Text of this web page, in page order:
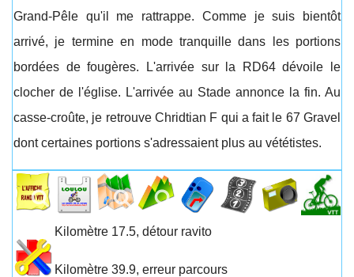
Grand-Pêle qu'il me rattrappe. Comme je suis bientôt
arrivé, je termine en mode tranquille dans les portions
bordées de fougères. L'arrivée sur la RD64 dévoile le
clocher de l'église. L'arrivée au Stade annonce la fin. Au
casse-croûte, je retrouve Chridtian F qui a fait le 67 Gravel
dont certaines portions s'adressaient plus au vététistes.
Kilomètre 17.5, détour ravito
Kilomètre 39.9, erreur parcours